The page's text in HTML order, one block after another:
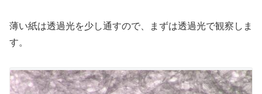
薄い紙は透過光を少し通すので、まずは透過光で観察しま
す。